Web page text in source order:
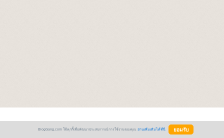
BlogGang.com ใช้คุกกี้เพื่อพัฒนาประสบการณ์การใช้งานของคุณ อ่านเพิ่มเติมได้ที่นี่